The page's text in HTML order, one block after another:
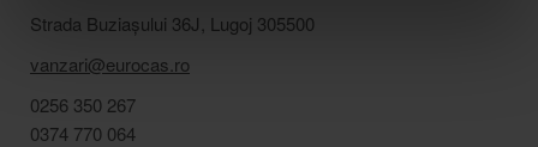
Strada Buziașului 36J, Lugoj 305500
vanzari@eurocas.ro
0256 350 267
0374 770 064